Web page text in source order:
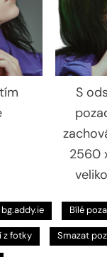
S
2560
bg.addy.ie Bílé
z fotky Smazat